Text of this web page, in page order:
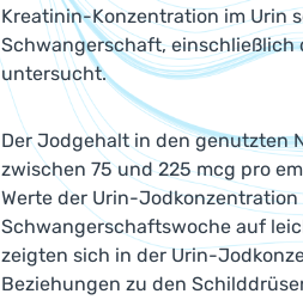
Kreatinin-Konzentration im Urin
Schwangerschaft, einschließlich
untersucht.
Der Jodgehalt in den genutzten
zwischen 75 und 225 mcg pro
Werte der Urin-
Schwangerschaftswoche auf
zeigten sich in der Urin-
Beziehungen zu den